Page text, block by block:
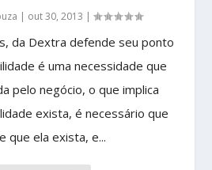
| out 30, 2013 |
da Dextra defende seu ponto
é uma necessidade que
pelo negócio, o que implica
exista, é necessário que
que ela exista, e...